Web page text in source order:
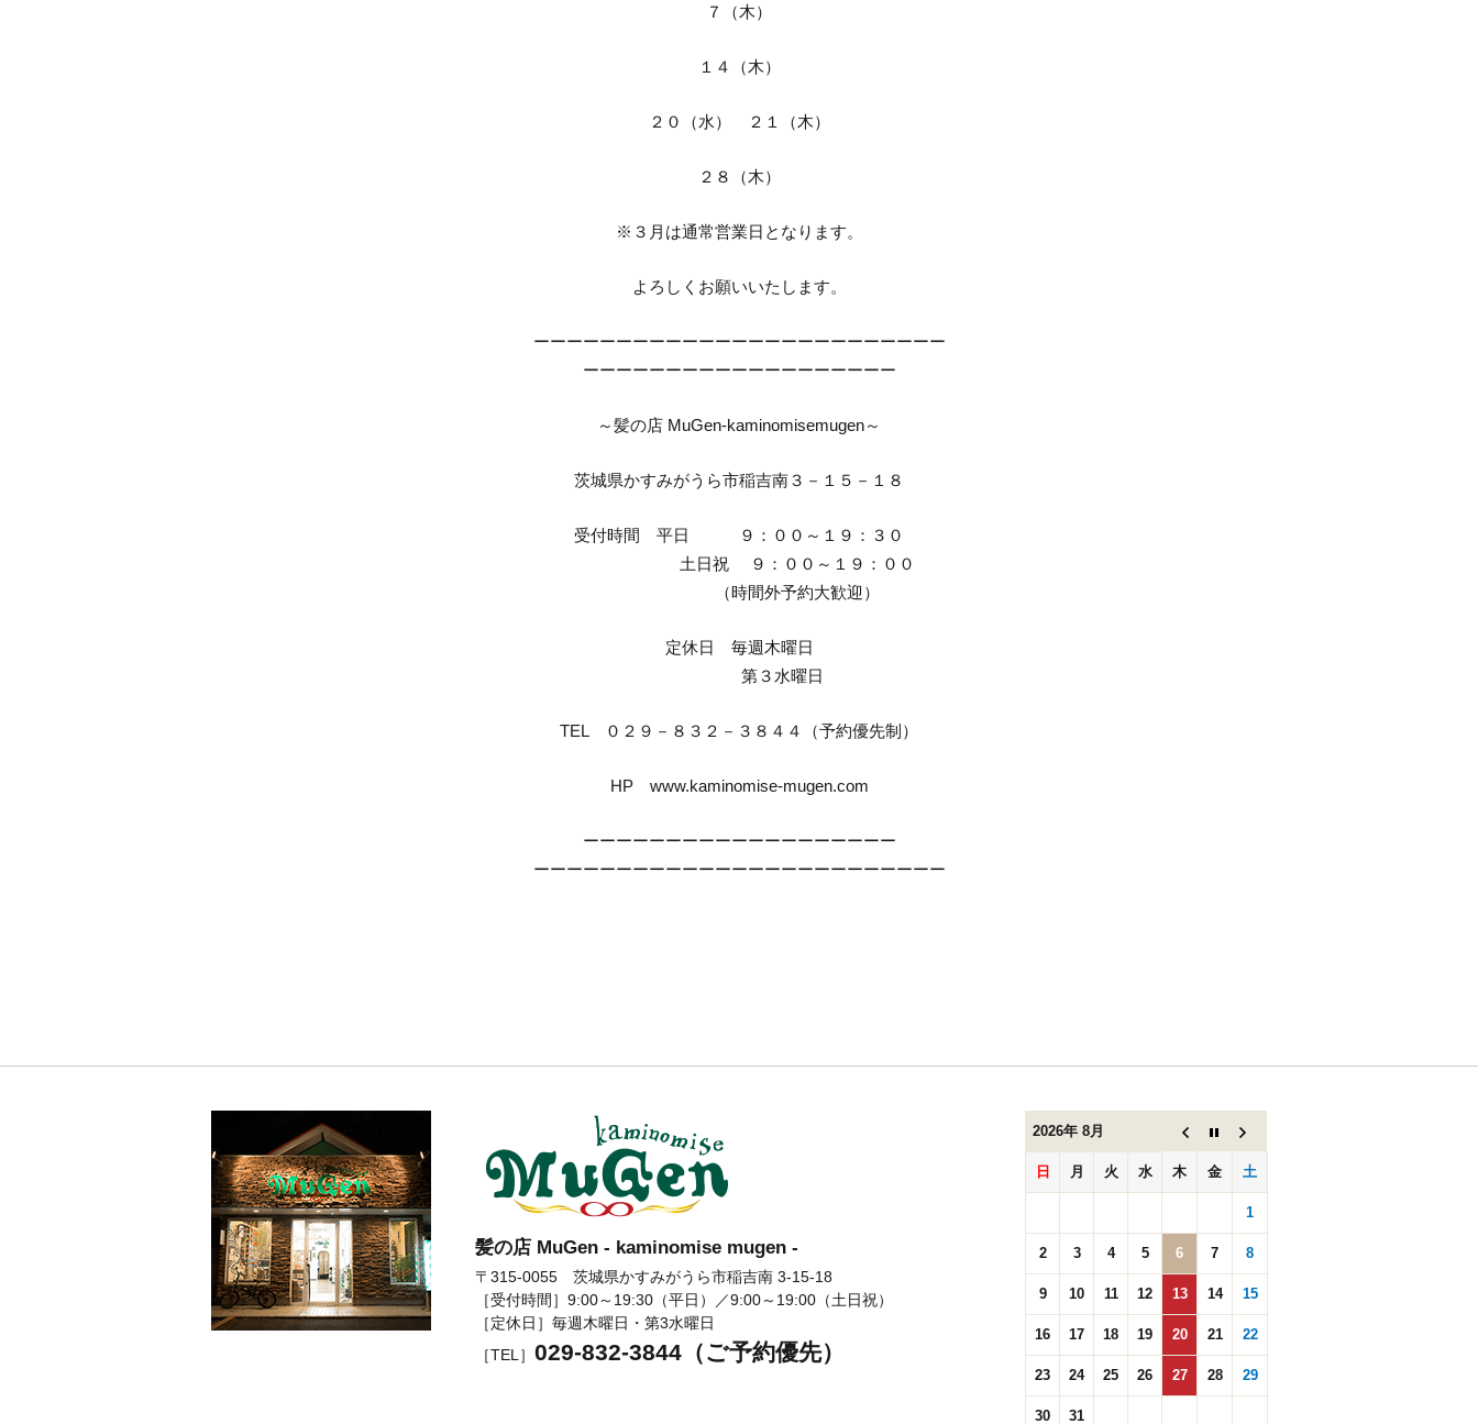
７（木）
１４（木）
２０（水） ２１（木）
２８（木）
※３月は通常営業日となります。
よろしくお願いいたします。
ーーーーーーーーーーーーーーーーーーーーーーーーー
ーーーーーーーーーーーーーーーーーーー
～髪の店 MuGen-kaminomisemugen～
茨城県かすみがうら市稲吉南３－１５－１８
受付時間 平日 ９：００～１９：３０
土日祝 ９：００～１９：００
（時間外予約大歓迎）
定休日 毎週木曜日
第３水曜日
TEL ０２９－８３２－３８４４（予約優先制）
HP www.kaminomise-mugen.com
ーーーーーーーーーーーーーーーーーーー
ーーーーーーーーーーーーーーーーーーーーーーーーー
髪の店 MuGen
髪の店 MuGen - kaminomise mugen -
〒315-0055 茨城県かすみがうら市稲吉南 3-15-18
［受付時間］9:00～19:30（平日）／9:00～19:00（土日祝）
［定休日］毎週木曜日・第3水曜日
［TEL］ 029-832-3844（ご予約優先）
2026年 8月
日 月 火 水 木 金 土
1
2 3 4 5 6 7 8
9 10 11 12 13 14 15
16 17 18 19 20 21 22
23 24 25 26 27 28 29
30 31